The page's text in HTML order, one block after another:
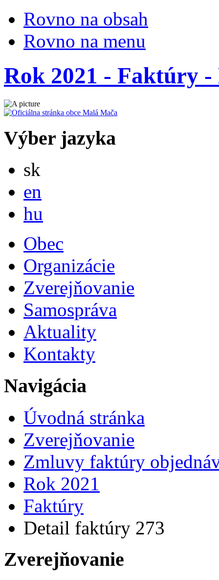
Rovno na obsah
Rovno na menu
Rok 2021 - Faktúry
Výber jazyka
sk
en
hu
Obec
Organizácie
Zverejňovanie
Samospráva
Aktuality
Kontakty
Navigácia
Úvodná stránka
Zverejňovanie
Zmluvy faktúry
Rok 2021
Faktúry
Detail faktúry 273
Zverejňovanie